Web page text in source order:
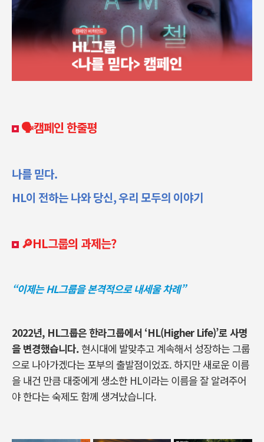
🗣️캠페인 한줄평
나를 믿다.
HL이 전하는 나와 당신, 우리 모두의 이야기
🔎HL그룹의 과제는?
“이제는 HL그룹을 본격적으로 내세울 차례”
2022년, HL그룹은 한라그룹에서 ‘HL(Higher Life)’로 사명
을 변경했습니다. 현시대에 발맞추고 계속해서 성장하는 그룹
으로 나아가겠다는 포부의 출발점이었죠. 하지만 새로운 이름
을 내건 만큼 대중에게 생소한 HL이라는 이름을 잘 알려주어
야 한다는 숙제도 함께 생겨났습니다.